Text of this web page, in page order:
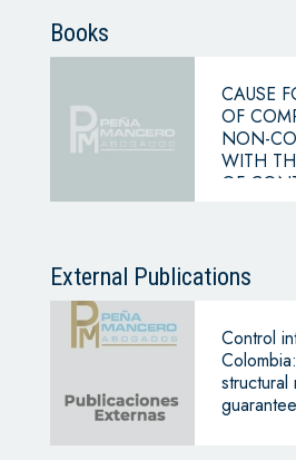
Books
CAUSE
OF
NON-
WITH
OF
External Publications
Control
structural